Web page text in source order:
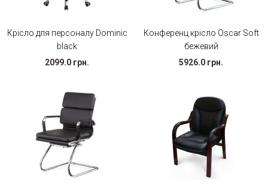
Крісло для персоналу Dominic
black
2099.0 грн.
Конференц крісло Oscar Soft
бежевий
5926.0 грн.